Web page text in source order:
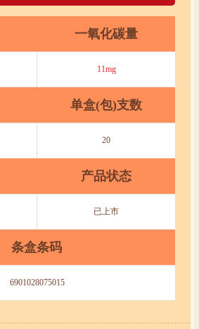
一氧化碳量
11mg
单盒(包)支数
20
产品状态
已上市
条盒条码
6901028075015